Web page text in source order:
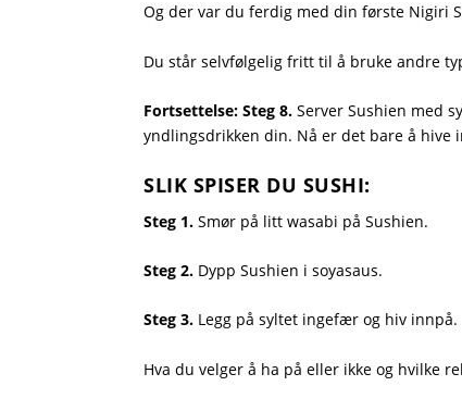
Og der var du ferdig med din første Nigiri
Du står selvfølgelig fritt til å bruke andre
Fortsettelse: Steg 8. Server Sushien med
yndlingsdrikken din. Nå er det bare å
SLIK SPISER DU SUSHI:
Steg 1. Smør på litt wasabi på Sushien.
Steg 2. Dypp Sushien i soyasaus.
Steg 3. Legg på syltet ingefær og hiv innpå.
Hva du velger å ha på eller ikke og hvilke